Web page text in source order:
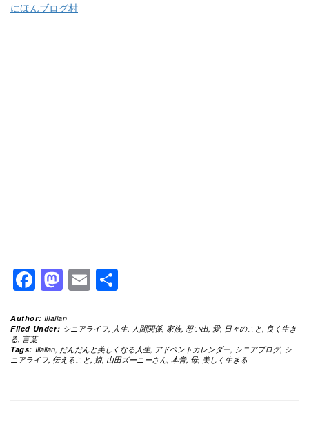
にほんブログ村
Facebook
Mastodon
Email
Author: Illallan
Filed Under: シニアライフ, 人生, 人間関係, 家族, 想い出, 愛, 日々のこと, 良く生き
る, 言葉
Tags: Illallan, だんだんと美しくなる人生, アドベントカレンダー, シニアブログ, シ
ニアライフ, 伝えること, 娘, 山田ズーニーさん, 本音, 母, 美しく生きる